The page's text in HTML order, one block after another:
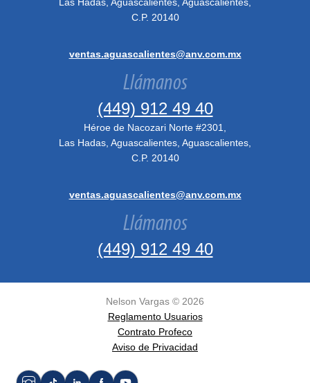
C.P. 20140
ventas.aguascalientes@anv.com.mx
Llámanos
(449) 912 49 40
Héroe de Nacozari Norte #2301,
Las Hadas, Aguascalientes, Aguascalientes,
C.P. 20140
ventas.aguascalientes@anv.com.mx
Llámanos
(449) 912 49 40
Nelson Vargas © 2026
Reglamento Usuarios
Contrato Profeco
Aviso de Privacidad